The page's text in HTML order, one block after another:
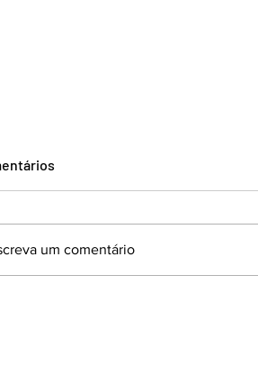
um comentário